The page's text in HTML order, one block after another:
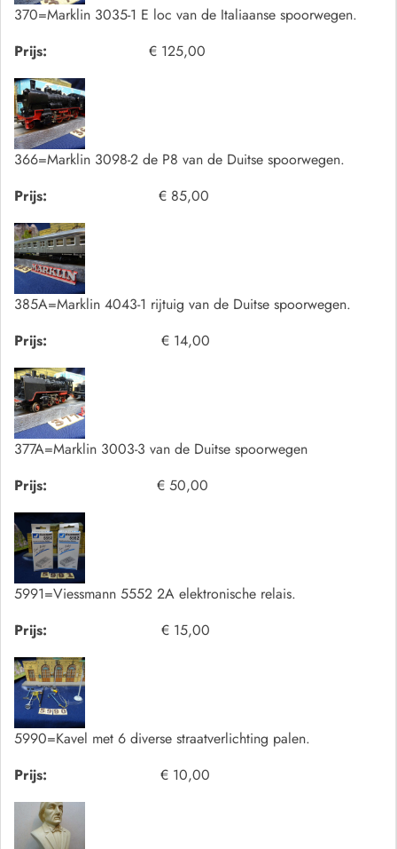
370=Marklin 3035-1 E loc van de Italiaanse spoorwegen.
Prijs:
€ 125,00
366=Marklin 3098-2 de P8 van de Duitse spoorwegen.
Prijs:
€ 85,00
385A=Marklin 4043-1 rijtuig van de Duitse spoorwegen.
Prijs:
€ 14,00
377A=Marklin 3003-3 van de Duitse spoorwegen
Prijs:
€ 50,00
5991=Viessmann 5552 2A elektronische relais.
Prijs:
€ 15,00
5990=Kavel met 6 diverse straatverlichting palen.
Prijs:
€ 10,00